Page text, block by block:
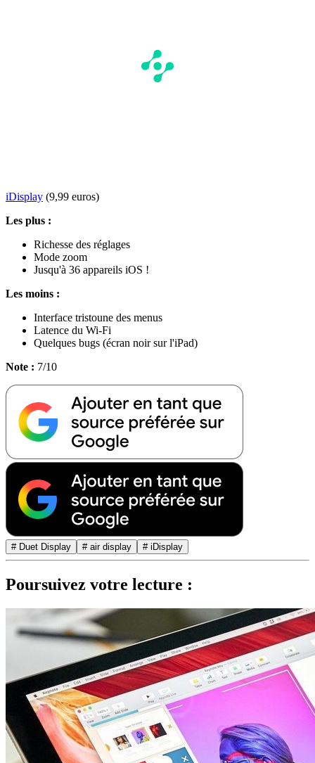
iDisplay (9,99 euros)
Les plus :
Richesse des réglages
Mode zoom
Jusqu'à 36 appareils iOS !
Les moins :
Interface tristoune des menus
Latence du Wi-Fi
Quelques bugs (écran noir sur l'iPad)
Note : 7/10
# Duet Display # air display # iDisplay
Poursuivez votre lecture :